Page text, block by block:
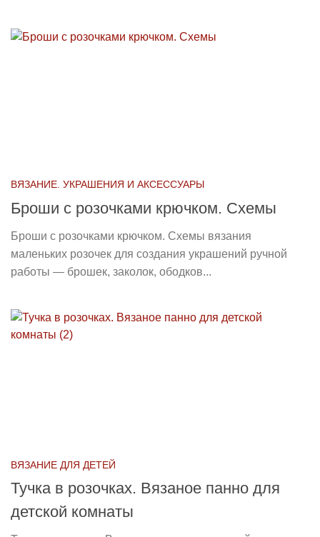
ВЯЗАНИЕ. УКРАШЕНИЯ И АКСЕССУАРЫ
Броши с розочками крючком. Схемы
Броши с розочками крючком. Схемы вязания
маленьких розочек для создания украшений ручной
работы — брошек, заколок, ободков...
ВЯЗАНИЕ ДЛЯ ДЕТЕЙ
Тучка в розочках. Вязаное панно для
детской комнаты